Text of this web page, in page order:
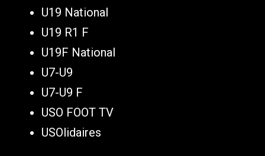
U19 National
U19 R1 F
U19F National
U7-U9
U7-U9 F
USO FOOT TV
USOlidaires